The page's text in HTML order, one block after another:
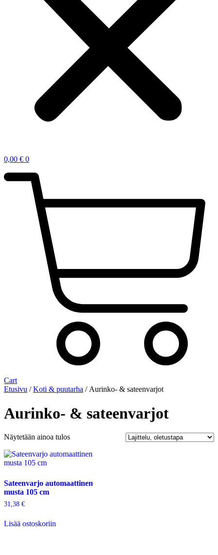
0,00 € 0
Cart
Etusivu /Koti & puutarha / Aurinko- & sateenvarjot
Aurinko- & sateenvarjot
Näytetään ainoa tulos
Sateenvarjo automaattinen
musta 105 cm
31,38 €
Lisää ostoskoriin